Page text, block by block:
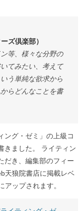
ズ倶楽部）
等、様々な分野の
てみたい、考えて
う単純な欲求から
らどんなことを書
ング・ゼミ」の上級コ
きました。 ライティン
だき、編集部のフィー
天狼院書店に掲載レベ
ップされます。